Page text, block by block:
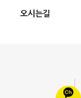
오시는길